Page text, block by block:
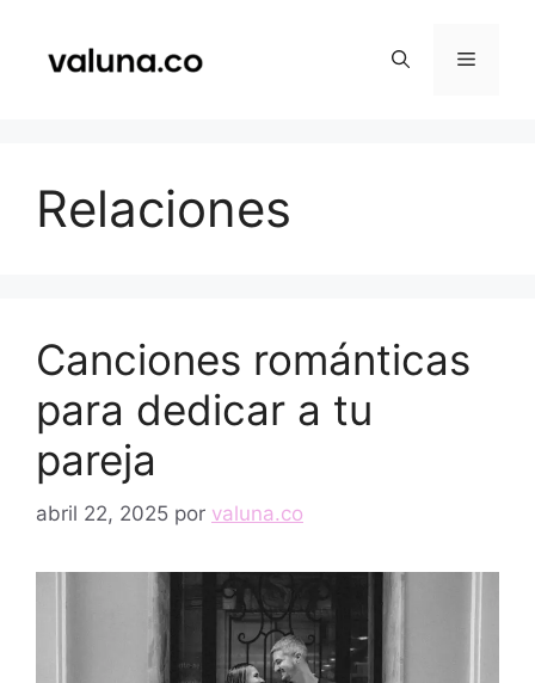
contenido
Menú
Relaciones
Canciones románticas
para dedicar a tu
pareja
abril 22, 2025 por valuna.co